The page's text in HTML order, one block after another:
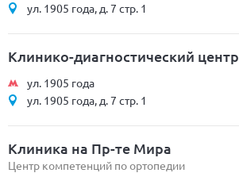
ул. 1905 года, д. 7 стр. 1
Клинико-диагностический центр
ул. 1905 года
ул. 1905 года, д. 7 стр. 1
Клиника на Пр-те Мира
Центр компетенций по ортопедии